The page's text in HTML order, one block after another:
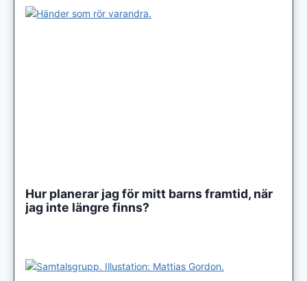
Hur planerar jag för mitt barns framtid, när
jag inte längre finns?